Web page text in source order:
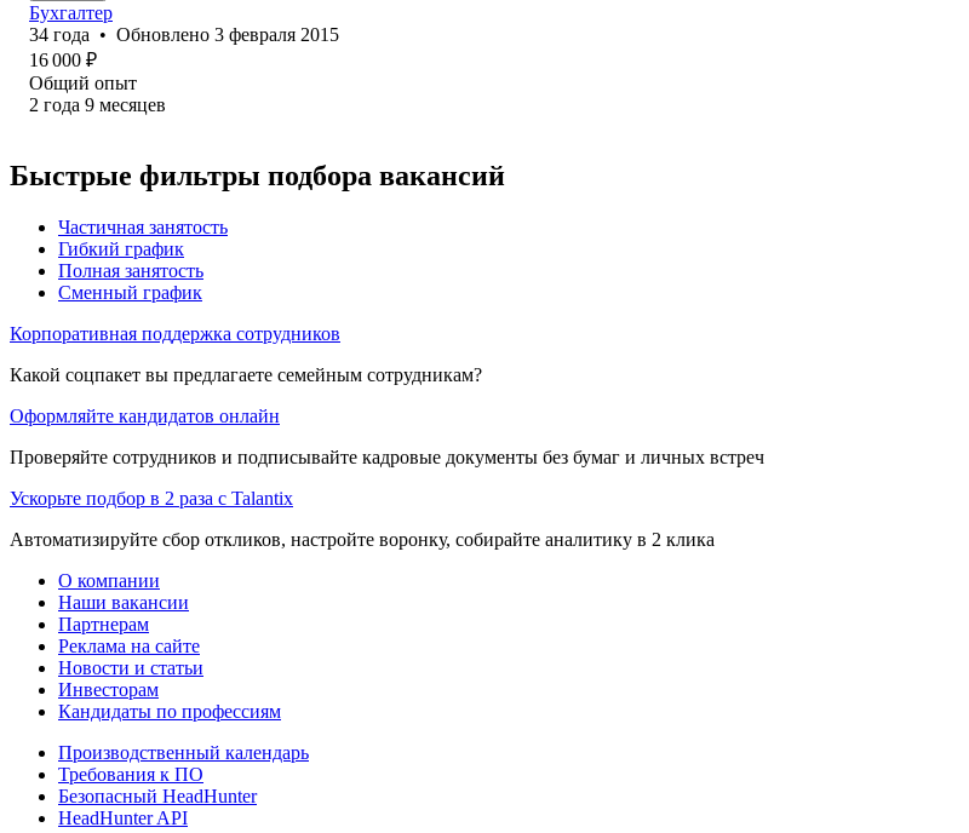
Бухгалтер
34 года • Обновлено 3 февраля 2015
16 000 ₽
Общий опыт
2 года 9 месяцев
Быстрые фильтры подбора вакансий
Частичная занятость
Гибкий график
Полная занятость
Сменный график
Корпоративная поддержка сотрудников
Какой соцпакет вы предлагаете семейным сотрудникам?
Оформляйте кандидатов онлайн
Проверяйте сотрудников и подписывайте кадровые документы без бумаг и личных встреч
Ускорьте подбор в 2 раза с Talantix
Автоматизируйте сбор откликов, настройте воронку, собирайте аналитику в 2 клика
О компании
Наши вакансии
Партнерам
Реклама на сайте
Новости и статьи
Инвесторам
Кандидаты по профессиям
Производственный календарь
Требования к ПО
Безопасный HeadHunter
HeadHunter API